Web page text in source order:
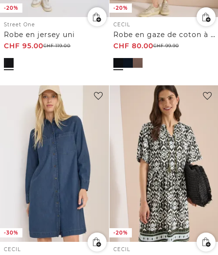
-20%
Street One
Robe en jersey uni
CHF 95.00CHF119.00
-20%
CECIL
Robe en gaze de coton à manches courtes
CHF 80.00CHF99.90
-30%
CECIL
-20%
CECIL